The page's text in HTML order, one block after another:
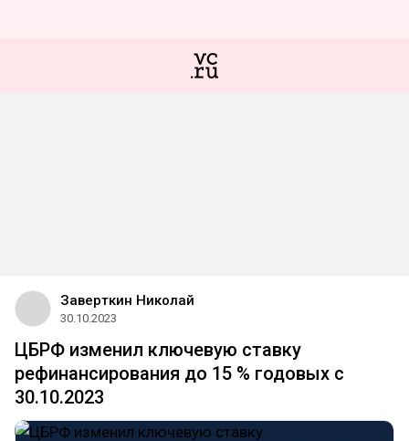
Заверткин Николай
30.10.2023
ЦБРФ изменил ключевую ставку
рефинансирования до 15 % годовых с
30.10.2023